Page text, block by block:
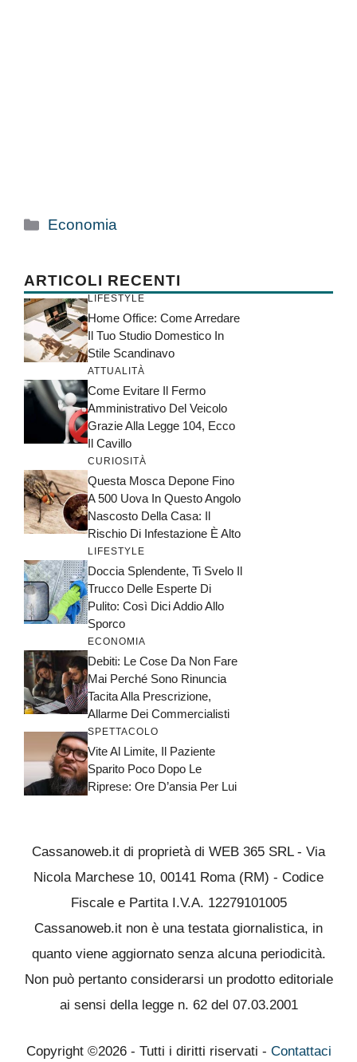
Categorie
Economia
ARTICOLI RECENTI
LIFESTYLE
Home Office: Come Arredare
Il Tuo Studio Domestico In
Stile Scandinavo
ATTUALITÀ
Come Evitare Il Fermo
Amministrativo Del Veicolo
Grazie Alla Legge 104, Ecco
Il Cavillo
CURIOSITÀ
Questa Mosca Depone Fino
A 500 Uova In Questo Angolo
Nascosto Della Casa: Il
Rischio Di Infestazione È Alto
LIFESTYLE
Doccia Splendente, Ti Svelo Il
Trucco Delle Esperte Di
Pulito: Così Dici Addio Allo
Sporco
ECONOMIA
Debiti: Le Cose Da Non Fare
Mai Perché Sono Rinuncia
Tacita Alla Prescrizione,
Allarme Dei Commercialisti
SPETTACOLO
Vite Al Limite, Il Paziente
Sparito Poco Dopo Le
Riprese: Ore D’ansia Per Lui
Cassanoweb.it di proprietà di WEB 365 SRL - Via
Nicola Marchese 10, 00141 Roma (RM) - Codice
Fiscale e Partita I.V.A. 12279101005
Cassanoweb.it non è una testata giornalistica, in
quanto viene aggiornato senza alcuna periodicità.
Non può pertanto considerarsi un prodotto editoriale
ai sensi della legge n. 62 del 07.03.2001
Copyright ©2026 - Tutti i diritti riservati - Contattaci